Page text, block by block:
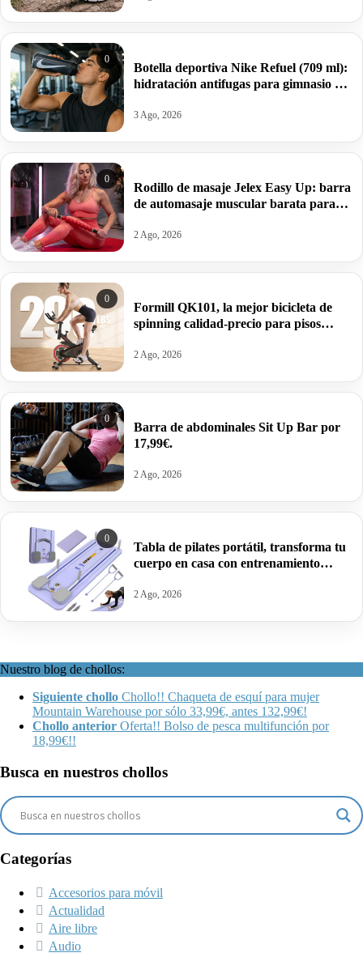
0
Botella deportiva Nike Refuel (709 ml):
hidratación antifugas para gimnasio y
3 Ago, 2026
0
Rodillo de masaje Jelex Easy Up: barra
de automasaje muscular barata para
13,49€.
2 Ago, 2026
0
Formill QK101, la mejor bicicleta de
spinning calidad-precio para pisos
2 Ago, 2026
0
Barra de abdominales Sit Up Bar por
17,99€.
2 Ago, 2026
0
Tabla de pilates portátil, transforma tu
cuerpo en casa con entrenamiento
2 Ago, 2026
Nuestro blog de chollos:
Siguiente chollo Chollo!! Chaqueta de esquí para mujer
Mountain Warehouse por sólo 33,99€, antes 132,99€!
Chollo anterior Oferta!! Bolso de pesca multifunción por
18,99€!!
Busca en nuestros chollos
Categorías
Accesorios para móvil
Actualidad
Aire libre
Audio